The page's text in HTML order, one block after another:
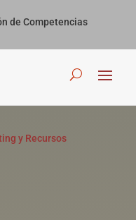
de Competencias
y Recursos